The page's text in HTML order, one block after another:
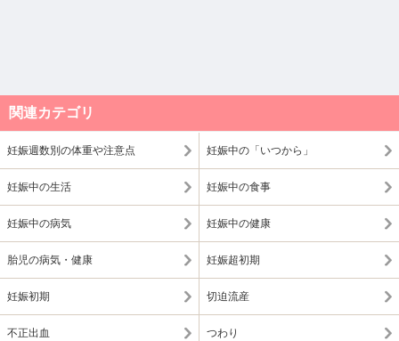
関連カテゴリ
妊娠週数別の体重や注意点 妊娠中の「いつから」
妊娠中の生活 妊娠中の食事
妊娠中の病気 妊娠中の健康
胎児の病気・健康 妊娠超初期
妊娠初期 切迫流産
不正出血 つわり